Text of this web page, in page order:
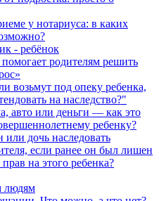
у нотариуса: в каких
- ребёнок
родителям решить
возьмут под опеку ребенка,
на наследство?"
авто или деньги — как это
ребенку?
дочь наследовать
если ранее он был лишен
на этого ребенка?
людям